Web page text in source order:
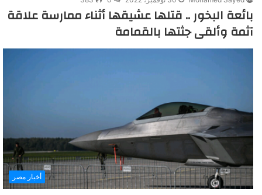
بائعة البخور .. قتلها عشيقها أثناء ممارسة علاقة
آثمة وألقى جثتها بالقمامة
أخبار مصر